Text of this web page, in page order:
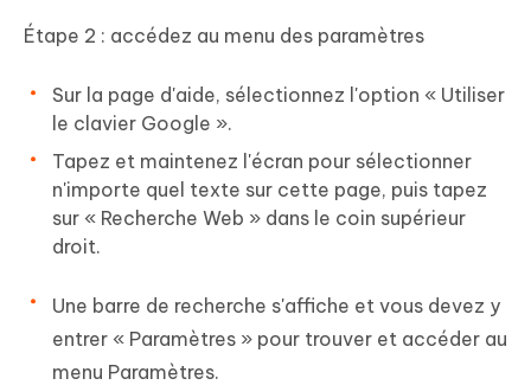
Étape 2 : accédez au menu des paramètres
Sur la page d'aide, sélectionnez l'option « Utiliser
le clavier Google ».
Tapez et maintenez l'écran pour sélectionner
n'importe quel texte sur cette page, puis tapez
sur « Recherche Web » dans le coin supérieur
droit.
Une barre de recherche s'affiche et vous devez y
entrer « Paramètres » pour trouver et accéder au
menu Paramètres.